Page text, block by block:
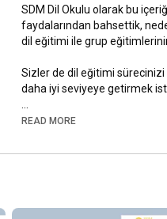
SDM Dil Okulu olarak bu
faydalarından bahsettik,
dil eğitimi ile grup
Sizler de dil eğitimi
daha iyi seviyeye getirmek
https://sdm.com.tr
alabilirsiniz!
Neden dil eğitimi almalıyız?
READ MORE